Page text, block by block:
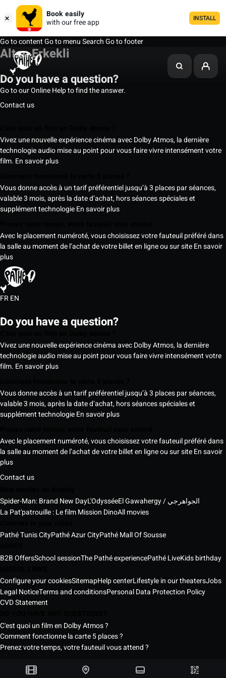
Book easily
with our free app
INSTALL
Go to contentGo to menuSearchGo to footer
Altan Erkekli
Do you have a question?
Go to our Online Help to find the answer.
Contact us
Vivez une nouvelle expérience cinéma avec Dolby Atmos, la dernière
technologie audio mise au point pour vous faire vivre intensément votre
film. En savoir plus
Vous donne accès à un tarif préférentiel jusqu’à 3 places par séances,
valable 3 mois, après la date d’achat, hors séances spéciales et
supplément technologieEn savoir plus
Avec le placement numéroté, vous choisissez votre fauteuil préféré dans
la salle au moment de l’achat de votre billet en ligne ou sur siteEn savoir
plus
FREN
Do you have a question?
Vivez une nouvelle expérience cinéma avec Dolby Atmos, la dernière
technologie audio mise au point pour vous faire vivre intensément votre
film. En savoir plus
Vous donne accès à un tarif préférentiel jusqu’à 3 places par séances,
valable 3 mois, après la date d’achat, hors séances spéciales et
supplément technologieEn savoir plus
Avec le placement numéroté, vous choisissez votre fauteuil préféré dans
la salle au moment de l’achat de votre billet en ligne ou sur siteEn savoir
plus
Contact us
Spider-Man: Brand New DayL'Odyssée
El Gawahergy / الجواهرجي
La Pat'patrouille : Le film Mission DinoAll movies
Pathé Tunis CityPathé Azur CityPathé Mall Of Sousse
B2B OffersSchool sessionThe Pathé experiencePathé LiveKids birthday
Configure your cookiesSitemapHelp centerLifestyle in our theatersJobs
Legal NoticeTerms and conditionsPersonal Data Protection Policy
CVD Statement
C'est quoi un film en Dolby Atmos ?
Comment fonctionne la carte 5 places ?
Prenez votre temps, votre fauteuil vous attend ?
Pathé Tunisia Cinemas © 2026